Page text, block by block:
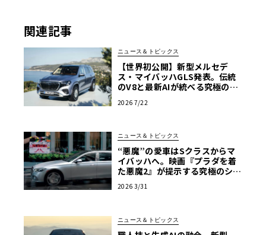
関連記事
ニュース＆トピックス
【世界初公開】新型メルセデ
ス・マイバッハGLS発表。伝統
のV8と最新AIが統べる究極の移
2026 7/22
ニュース＆トピックス
“悪魔”の愛車はSクラスからマ
イバッハへ。映画『プラダを着
た悪魔2』が提示する究極のショ
2026 3/31
ニュース＆トピックス